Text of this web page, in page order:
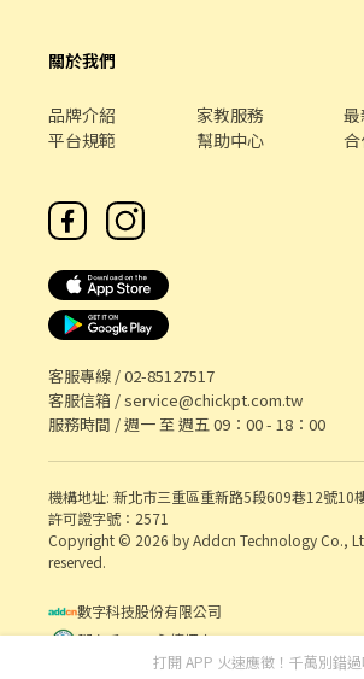
關於我們
品牌介紹 家教服務
平台規範
幫助中心
客服專線 /02-85127517
客服信箱 /service@chickpt.com.tw
服務時間 / 週一 至 週五 09：00 - 18：00
機構地址: 新北市三重區重新路5段609巷12號10
許可證字號：2571
Copyright © 2026 by Addcn Technology Co.,
reserved.
數字科技股份有限公司
鄧白氏 ESG 永續標章
打開 APP 火速應徵！千萬別錯過